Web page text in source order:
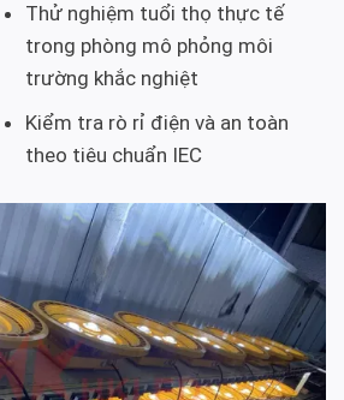
Thử nghiệm tuổi thọ thực tế
trong phòng mô phỏng môi
trường khắc nghiệt
Kiểm tra rò rỉ điện và an toàn
theo tiêu chuẩn IEC